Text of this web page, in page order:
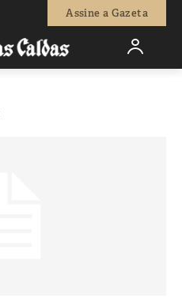
Assine a Gazeta